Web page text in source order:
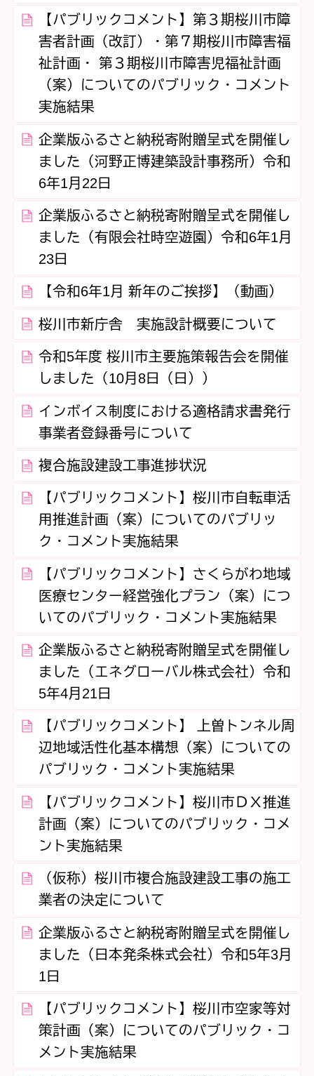
【パブリックコメント】第３期桜川市障
害者計画（改訂）・第７期桜川市障害福
祉計画・ 第３期桜川市障害児福祉計画
（案）についてのパブリック・コメント
実施結果
企業版ふるさと納税寄附贈呈式を開催し
ました（河野正博建築設計事務所）令和
6年1月22日
企業版ふるさと納税寄附贈呈式を開催し
ました（有限会社時空遊園）令和6年1月
23日
【令和6年1月 新年のご挨拶】（動画）
桜川市新庁舎 実施設計概要について
令和5年度 桜川市主要施策報告会を開催
しました（10月8日（日））
インボイス制度における適格請求書発行
事業者登録番号について
複合施設建設工事進捗状況
【パブリックコメント】桜川市自転車活
用推進計画（案）についてのパブリッ
ク・コメント実施結果
【パブリックコメント】さくらがわ地域
医療センター経営強化プラン（案）につ
いてのパブリック・コメント実施結果
企業版ふるさと納税寄附贈呈式を開催し
ました（エネグローバル株式会社）令和
5年4月21日
【パブリックコメント】 上曽トンネル周
辺地域活性化基本構想（案）についての
パブリック・コメント実施結果
【パブリックコメント】桜川市ＤＸ推進
計画（案）についてのパブリック・コメ
ント実施結果
（仮称）桜川市複合施設建設工事の施工
業者の決定について
企業版ふるさと納税寄附贈呈式を開催し
ました（日本発条株式会社）令和5年3月
1日
【パブリックコメント】桜川市空家等対
策計画（案）についてのパブリック・コ
メント実施結果